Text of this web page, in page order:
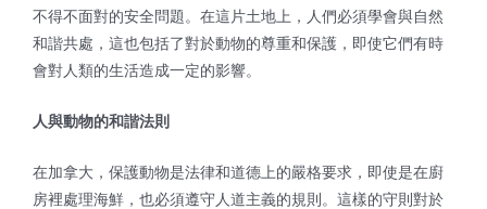
不得不面對的安全問題。在這片土地上，人們必須學會與自然
和諧共處，這也包括了對於動物的尊重和保護，即使它們有時
會對人類的生活造成一定的影響。
人與動物的和諧法則
在加拿大，保護動物是法律和道德上的嚴格要求，即使是在廚
房裡處理海鮮，也必須遵守人道主義的規則。這樣的守則對於